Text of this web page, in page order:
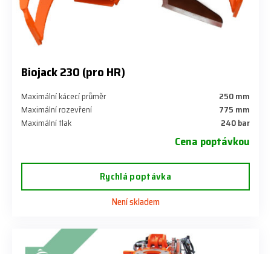
Biojack 230 (pro HR)
Maximální kácecí průměr
250 mm
Maximální rozevření
775 mm
Maximální tlak
240 bar
Cena poptávkou
Rychlá poptávka
Není skladem